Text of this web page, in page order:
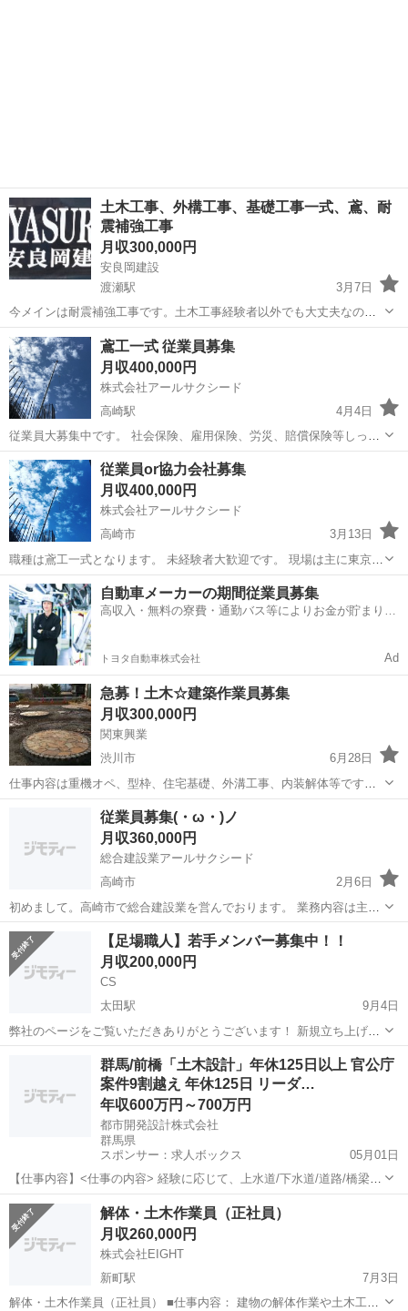
土木工事、外構工事、基礎工事一式、鳶、耐
震補強工事
月収300,000円
安良岡建設
渡瀬駅
3月7日
今メインは耐震補強工事です。土木工事経験者以外でも大丈夫なので
よろしくお願いします。作業は8:00~17:00です。その日によって早く
終わる時もあります。外国人でも大丈夫です。
群馬 館林市 渡瀬駅 鳶職 外国人
鳶工一式 従業員募集
月収400,000円
株式会社アールサクシード
高崎駅
4月4日
従業員大募集中です。 社会保険、雇用保険、労災、賠償保険等しっか
り完備しております。未経験でも大丈夫、職場の方が丁寧に教えてく
れます。 ・職種 鳶工一式(架設足場、鉄骨、鍛治工) ・給料日〜末締め
翌25日 ・資格免許応援 ...
群馬 高崎市 高崎駅 鳶職 近場
従業員or協力会社募集
月収400,000円
株式会社アールサクシード
高崎市
3月13日
職種は鳶工一式となります。 未経験者大歓迎です。 現場は主に東京都
内、オリンピック会場やスーパーゼネコンなどの現場となります。 仕
事は尽きません、継続的にお付き合い出来る業者様、また現在のお給
料では不満の方、是非ご相談下さい...
群馬 高崎市 鳶職 協力会社
自動車メーカーの期間従業員募集
高収入・無料の寮費・通勤バス等によりお金が貯まりや
トヨタ自動車株式会社 Ad
急募！土木☆建築作業員募集
月収300,000円
関東興業
渋川市
6月28日
仕事内容は重機オペ、型枠、住宅基礎、外溝工事、内装解体等です。
年齢は~40ぐらいまでで未経験者、経験者募集。 一日8000～16000ス
タートです。 一度体験してみてください！ 合わなければしょうがない
です...
鳶職
従業員募集(・ω・)ノ
月収360,000円
総合建設業アールサクシード
高崎市
2月6日
初めまして。高崎市で総合建設業を営んでおります。 業務内容は主
に、鳶(枠、ビケ)、土木、解体 等になります。 従業員大募集中です。
日当… 未成年…8.000円スタート 18歳以上… 未経験…10.000円スター
ト 免許有...
群馬 鳶職
【足場職人】若手メンバー募集中！！
月収200,000円
CS
太田駅
9月4日
弊社のページをご覧いただきありがとうございます！ 新規立ち上げに
伴い足場工事現場の作業員を募集しております！！ 栃木県の佐野市周
辺の現場となります！ 未経験者は1ヶ月目11,000円 2ヶ月目からは
太田市 太田駅 鳶職 未経験
群馬/前橋「土木設計」年休125日以上 官公庁
案件9割越え 年休125日 リーダ…
年収600万円～700万円
都市開発設計株式会社
群馬県
スポンサー：求人ボックス
05月01日
【仕事内容】<仕事の内容> 経験に応じて、上水道/下水道/道路/橋梁/
河川・砂防/測量/補償に関わる土木設計業務をお任せいたします。将来
的には、部署内マネジメントもお任せしたいと考えています。 地形、
地質、水文学、交通量、環境への...
正社員
解体・土木作業員（正社員）
月収260,000円
株式会社EIGHT
新町駅
7月3日
解体・土木作業員（正社員） ■仕事内容： 建物の解体作業や土木工事